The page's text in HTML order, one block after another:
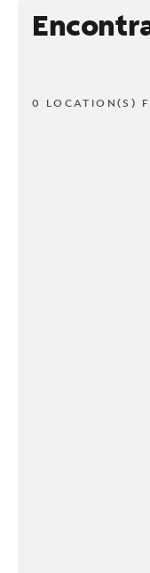
0 LOCATION(S)